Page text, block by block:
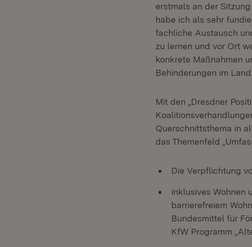
erstmals an der
habe ich als sehr
fachliche Austausch
zu lernen und vor Ort
konkrete Maßnahmen
Behinderungen im
Mit den „Dresdner
Querschnittsthema in
das Themenfeld
Die Verpflichtung
inklusives Wohnen
barrierefreiem
Bundesmittel für
KfW Programm